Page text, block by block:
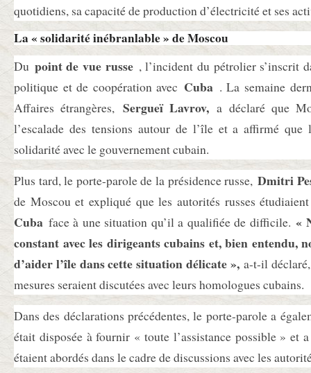
quotidiens, sa capacité de production d’électricité et ses
La « solidarité inébranlable » de Moscou
Du point de vue russe, l’incident du pétrolier s’inscrit
politique et de coopération avec Cuba . La semaine
Affaires étrangères, Sergueï Lavrov,a déclaré que
l’escalade des tensions autour de l’île et a affirmé que
solidarité avec le gouvernement cubain.
Plus tard, le porte-parole de la présidence russe, Dmitri
de Moscou et expliqué que les autorités russes
Cuba face à une situation qu’il a qualifiée de difficile. «
constant avec les dirigeants cubains et, bien entendu,
d’aider l’île dans cette situation délicate »,a-t-il déclaré,
mesures seraient discutées avec leurs homologues cubains.
Dans des déclarations précédentes, le porte-parole a
était disposée à fournir « toute l’assistance possible » et
étaient abordés dans le cadre de discussions avec les